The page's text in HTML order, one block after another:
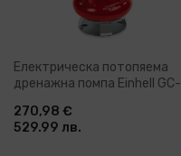
Електрическа потопяема
дренажна помпа Einhell GC-
23000 л/ч (4170742)
270,98 €
529.99 лв.